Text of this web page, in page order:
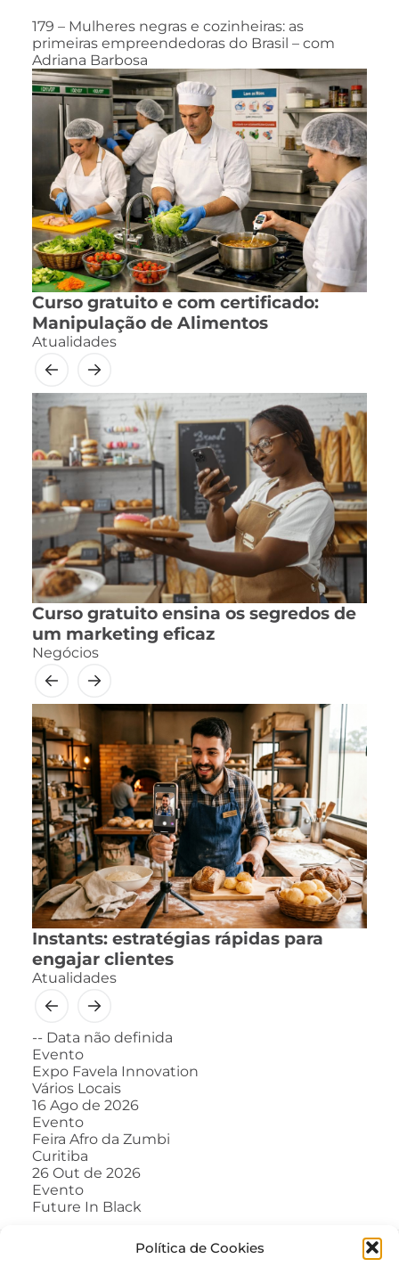
Política de Cookies
179 – Mulheres negras e cozinheiras: as
primeiras empreendedoras do Brasil – com
Adriana Barbosa
Curso gratuito e com certificado:
Manipulação de Alimentos
Atualidades
Curso gratuito ensina os segredos de
um marketing eficaz
Negócios
Instants: estratégias rápidas para
engajar clientes
Atualidades
-- Data não definida
Evento
Expo Favela Innovation
Vários Locais
16 Ago de 2026
Evento
Feira Afro da Zumbi
Curitiba
26 Out de 2026
Evento
Future In Black